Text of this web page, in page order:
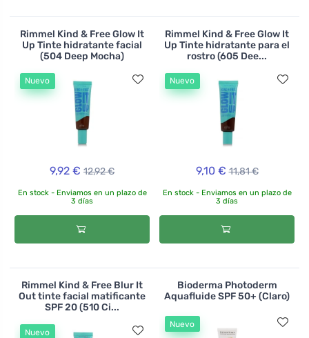
Rimmel Kind & Free Glow It
Up Tinte hidratante facial
(504 Deep Mocha)
Nuevo
9,92 € 12,92 €
En stock - Enviamos en un plazo de
3 días
Rimmel Kind & Free Glow It
Up Tinte hidratante para el
rostro (605 Dee...
Nuevo
9,10 € 11,81 €
En stock - Enviamos en un plazo de
3 días
Rimmel Kind & Free Blur It
Out tinte facial matificante
SPF 20 (510 Ci...
Nuevo
Bioderma Photoderm
Aquafluide SPF 50+ (Claro)
Nuevo